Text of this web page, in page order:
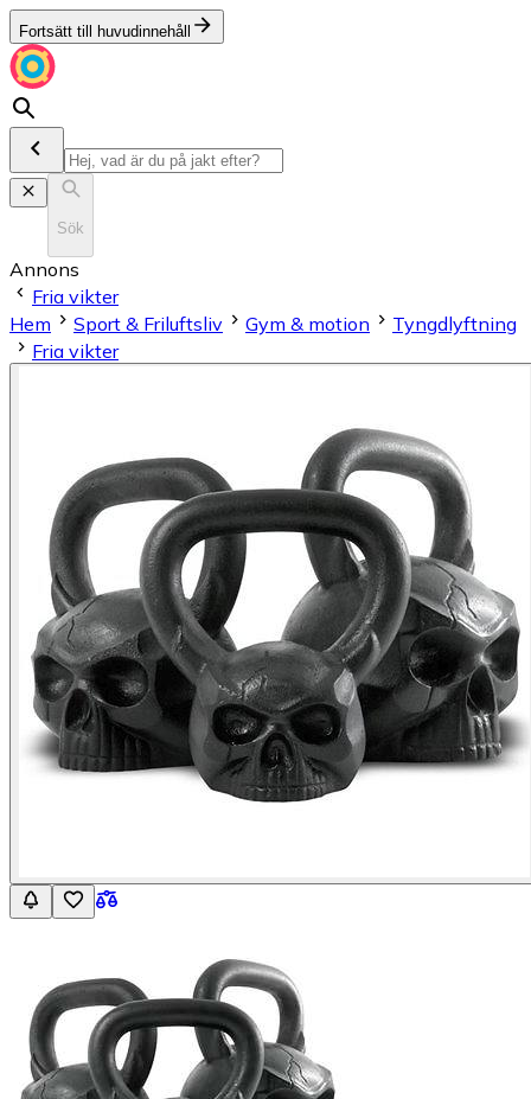
Fortsätt till huvudinnehåll
Sök
Annons
Fria vikter
Hem
Sport & Friluftsliv Gym & motion
Tyngdlyftning
Fria vikter